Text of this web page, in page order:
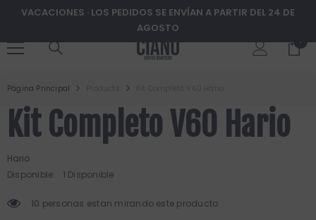
SALTAR AL CONTENIDO
VACACIONES · LOS PEDIDOS SE ENVÍAN A PARTIR DEL 24 DE
AGOSTO
0
items
Página Principal
Kit Completo V60 Hario
Hario
Disponible:
1 Disponible
10 personas estan mirando este producto